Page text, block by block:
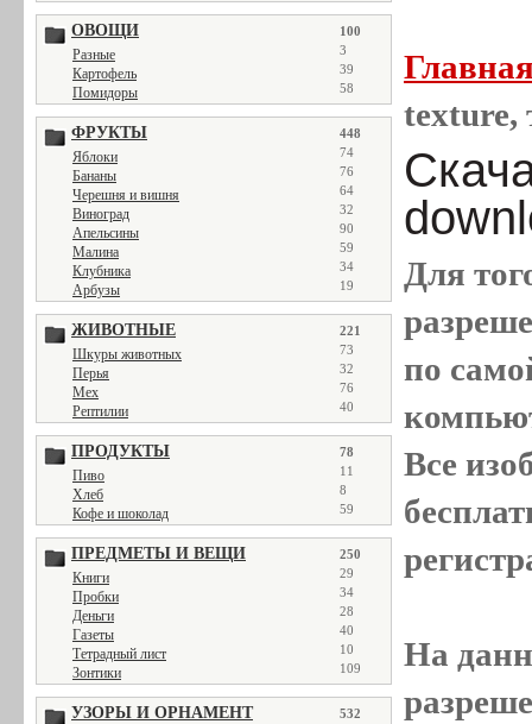
ОВОЩИ 100
Разные 3
Картофель 39
Помидоры 58
ФРУКТЫ 448
Яблоки 74
Бананы 76
Черешня и вишня 64
Виноград 32
Апельсины 90
Малина 59
Клубника 34
Арбузы 19
ЖИВОТНЫЕ 221
Шкуры животных 73
Перья 32
Мех 76
Рептилии 40
ПРОДУКТЫ 78
Пиво 11
Хлеб 8
Кофе и шоколад 59
ПРЕДМЕТЫ И ВЕЩИ 250
Книги 29
Пробки 34
Деньги 28
Газеты 40
Тетрадный лист 10
Зонтики 109
УЗОРЫ И ОРНАМЕНТ 532
texture,
Для
по
Все
На